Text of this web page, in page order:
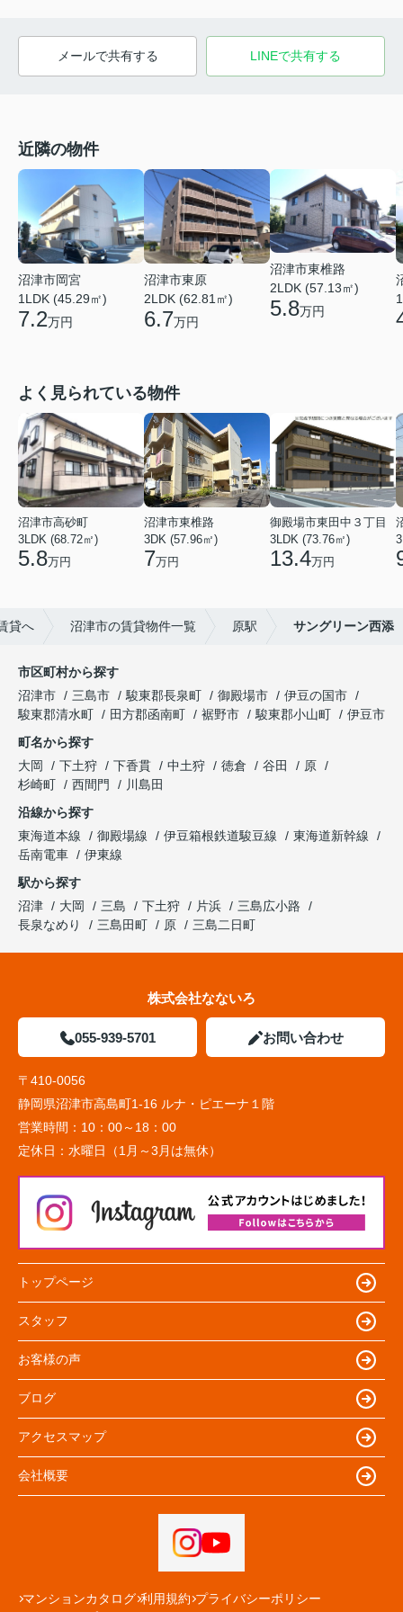
メールで共有する LINEで共有する
近隣の物件
沼津市岡宮
1LDK (45.29㎡)
7.2万円
沼津市東原
2LDK (62.81㎡)
6.7万円
沼津市東椎路
2LDK (57.13㎡)
5.8万円
よく見られている物件
沼津市高砂町
3LDK (68.72㎡)
5.8万円
沼津市東椎路
3DK (57.96㎡)
7万円
御殿場市東田中３丁目
3LDK (73.76㎡)
13.4万円
貸へ 沼津市の賃貸物件一覧 原駅 サングリーン西添
市区町村から探す
沼津市
三島市 駿東郡長泉町 御殿場市
伊豆の国市
駿東郡清水町
田方郡函南町 裾野市 駿東郡小山町
伊豆市
町名から探す
大岡
下土狩 下香貫 中土狩 徳倉 谷田
原
杉崎町
西間門
川島田
沿線から探す
東海道本線
御殿場線 伊豆箱根鉄道駿豆線
東海道新幹線
岳南電車
伊東線
駅から探す
沼津
大岡 三島 下土狩 片浜
三島広小路
長泉なめり
三島田町 原 三島二日町
株式会社なないろ
055-939-5701 お問い合わせ
〒410-0056
静岡県沼津市高島町1-16 ルナ・ピエーナ１階
営業時間： 10：00～18：00
定休日： 水曜日（1月～3月は無休）
トップページ
スタッフ
お客様の声
ブログ
アクセスマップ
会社概要
マンションカタログ 利用規約 プライバシーポリシー